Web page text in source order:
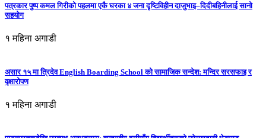
पत्रकार पुष्प कमल गिरीको पहलमा एकै घरका ४ जना दृष्टिविहीन दाजुभाइ–दिदीबहिनीलाई सानो
सहयोग
१ महिना अगाडी
असार १५ मा त्रिदेव English Boarding School को सामाजिक सन्देश: मन्दिर सरसफाइ र
वृक्षारोपण
१ महिना अगाडी